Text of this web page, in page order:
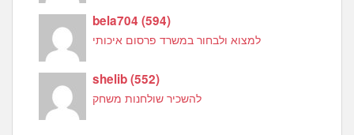
bela704(594)
למצוא ולבחור במשרד פרסום איכותי
shelib(552)
להשכיר שולחנות משחק